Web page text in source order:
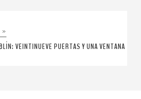
»
VEINTINUEVE PUERTAS Y UNA VENTANA